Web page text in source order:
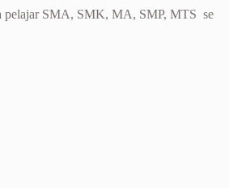
pelajar SMA, SMK, MA, SMP, MTS se